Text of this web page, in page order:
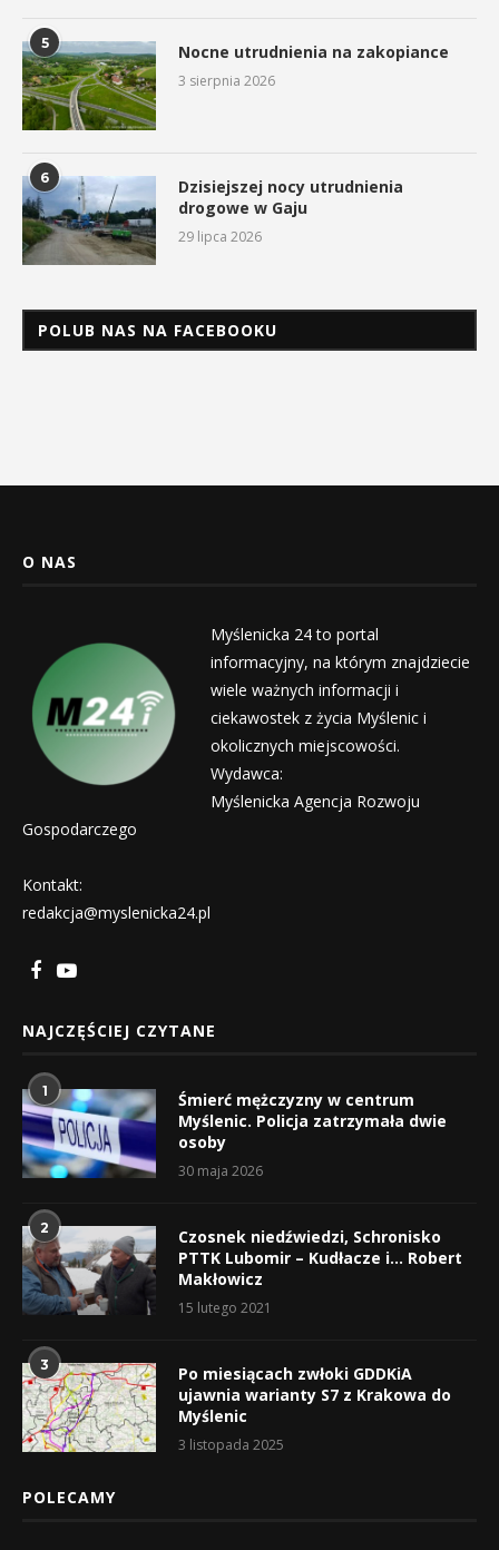
5 Nocne utrudnienia na zakopiance
3 sierpnia 2026
6
Dzisiejszej nocy utrudnienia
drogowe w Gaju
29 lipca 2026
POLUB NAS NA FACEBOOKU
O NAS
Myślenicka 24 to portal
informacyjny, na którym znajdziecie
wiele ważnych informacji i
ciekawostek z życia Myślenic i
okolicznych miejscowości.
Wydawca:
Myślenicka Agencja Rozwoju
Gospodarczego
Kontakt:
redakcja@myslenicka24.pl
NAJCZĘŚCIEJ CZYTANE
1
Śmierć mężczyzny w centrum
Myślenic. Policja zatrzymała dwie
osoby
30 maja 2026
2
Czosnek niedźwiedzi, Schronisko
PTTK Lubomir – Kudłacze i… Robert
Makłowicz
15 lutego 2021
3
Po miesiącach zwłoki GDDKiA
ujawnia warianty S7 z Krakowa do
Myślenic
3 listopada 2025
POLECAMY